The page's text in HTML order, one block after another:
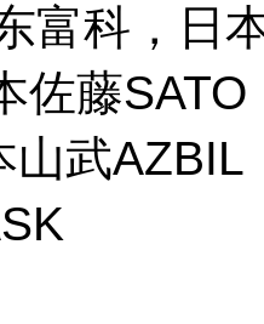
富科，日
佐藤
山武